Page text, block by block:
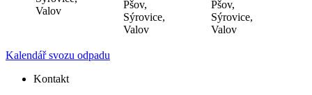
Valov
Pšov,
Sýrovice,
Valov
Pšov,
Sýrovice,
Valov
Kalendář svozu odpadu
Kontakt